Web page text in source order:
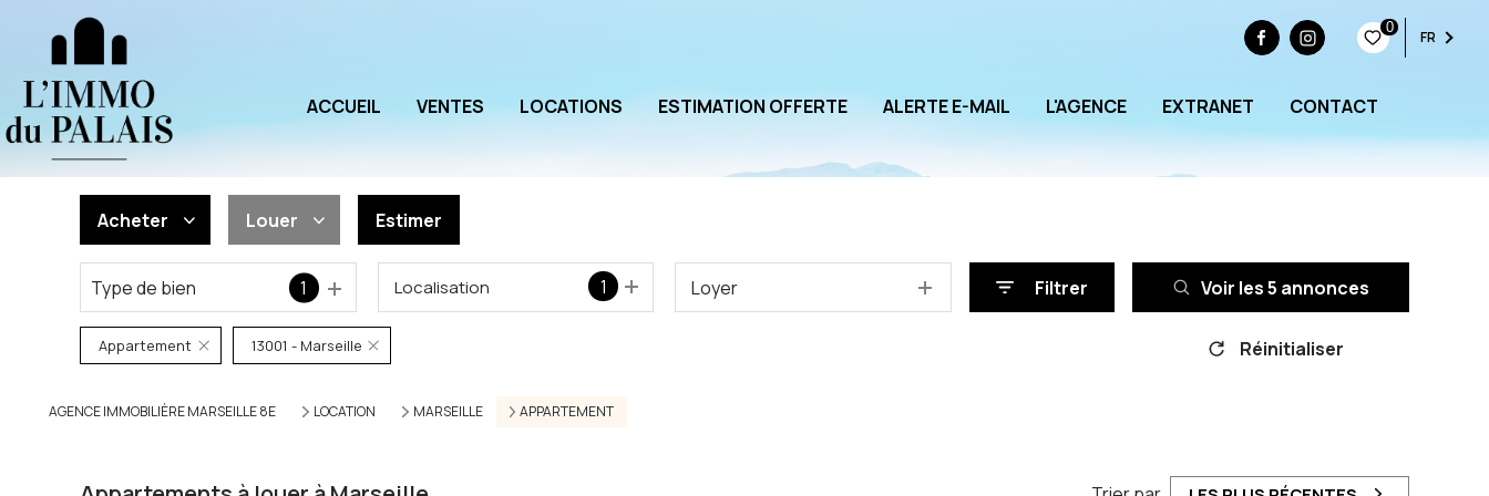
0
FR
ACCUEIL VENTES LOCATIONS ESTIMATION OFFERTE ALERTE E-MAIL L'AGENCE EXTRANET CONTACT
Acheter
De l'ancien
De l'immo pro
Louer
à l'année
De l'immo pro
Estimer
Type de bien 1 1
Localisation Loyer Filtrer Voir les5 annonces
Appartement 13001 - Marseille Réinitialiser
AGENCE IMMOBILIÈRE MARSEILLE 8E LOCATION MARSEILLE APPARTEMENT